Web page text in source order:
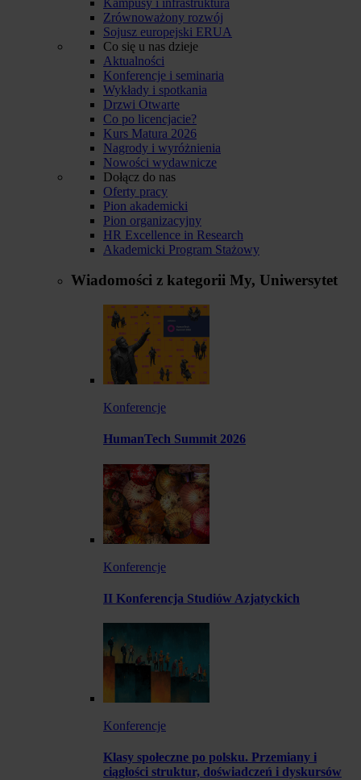
Zrównoważony rozwój
Sojusz europejski ERUA
Co się u nas dzieje
Aktualności
Konferencje i seminaria
Wykłady i spotkania
Drzwi Otwarte
Co po licencjacie?
Kurs Matura 2026
Nagrody i wyróżnienia
Nowości wydawnicze
Dołącz do nas
Oferty pracy
Pion akademicki
Pion organizacyjny
HR Excellence in Research
Akademicki Program Stażowy
Wiadomości z kategorii My, Uniwersytet
Konferencje
HumanTech Summit 2026
Konferencje
II Konferencja Studiów Azjatyckich
Konferencje
Klasy społeczne po polsku. Przemiany i
ciągłości struktur, doświadczeń i dyskursów